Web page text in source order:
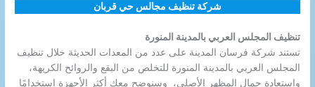
شركة تنظيف مجالس حي قربان
تنظيف المجلس العربي بالمدينة المنورة
تستند شركة فرسان المدينة على عدد من المعدات الحديثة خلال تنظيف
المجلس العربي بالمدينة المنورة للتخلص من البقع والروائح الكريهة،
واستعادة جمال المظهر الأصلي، وسنوضح معك أكثر الأجهزة استخدامًا